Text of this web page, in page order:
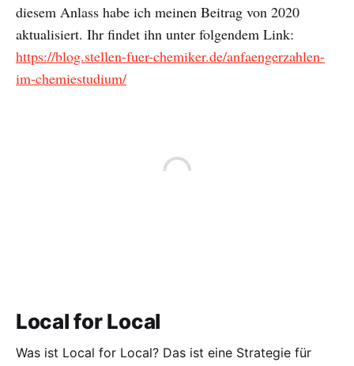
diesem Anlass habe ich meinen Beitrag von 2020
aktualisiert. Ihr findet ihn unter folgendem Link:
https://blog.stellen-fuer-chemiker.de/anfaengerzahlen-
im-chemiestudium/
Local for Local
Was ist Local for Local? Das ist eine Strategie für